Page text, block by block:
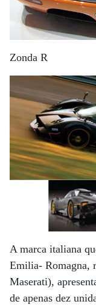
Zonda R
A marca italiana
Emilia- Romagna,
Maserati),
de apenas dez